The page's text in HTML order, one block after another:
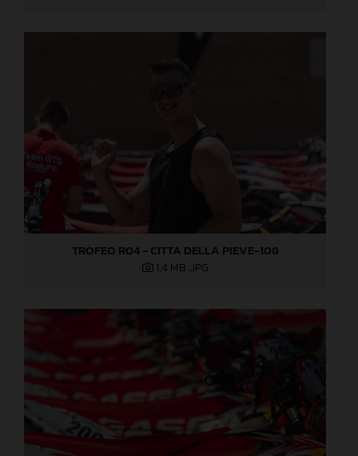
TROFEO R04 - CITTA DELLA PIEVE-108
1,4 MB .JPG